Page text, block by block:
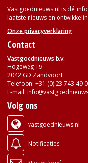
Vastgoednieuws.nl is dé
laatste nieuws en
Onze privacyverklaring
Contact
Vastgoednieuws b.v.
Hogeweg 19
2042 GD Zandvoort
Telefoon: +31 (0) 23 743 49
E-mail:
Volg ons
vastgoednieuws.nl
Notificaties